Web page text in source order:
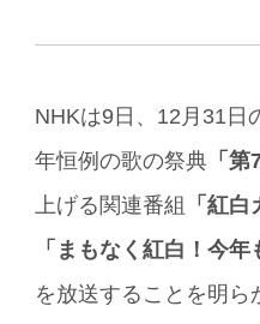
NHKは9日、12月31日
年恒例の歌の祭典 「
上げる関連番組 「紅
「まもなく紅白！今
を放送することを明